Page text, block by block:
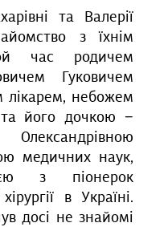
та Валерії
з їхнім
час родичем
Гуковичем
лікарем, небожем
та його дочкою −
медичних наук,
з піонерок
в Україні.
досі не знайомі